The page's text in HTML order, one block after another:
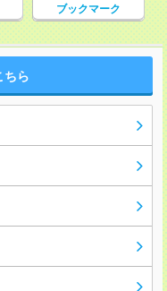
ブックマーク
ちら